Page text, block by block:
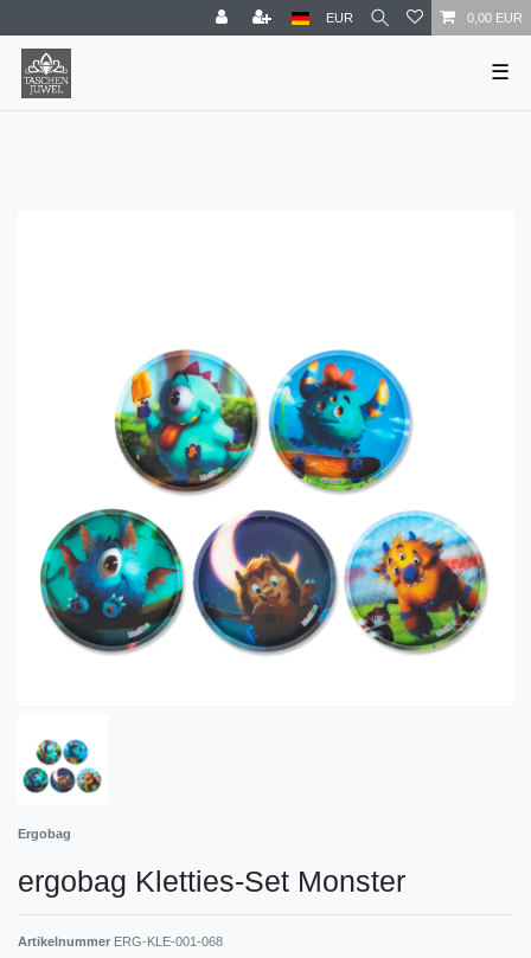
EUR 0,00 EUR
☰
Ergobag
ergobag Kletties-Set Monster
Artikelnummer ERG-KLE-001-068